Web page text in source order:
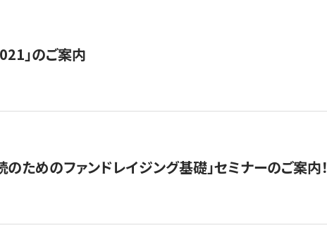
」のご案内
のためのファンドレイジング基礎」セミナーのご案内！